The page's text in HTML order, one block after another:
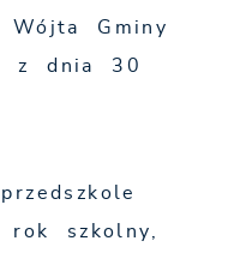
Wójta Gminy
z dnia 30
rok szkolny,